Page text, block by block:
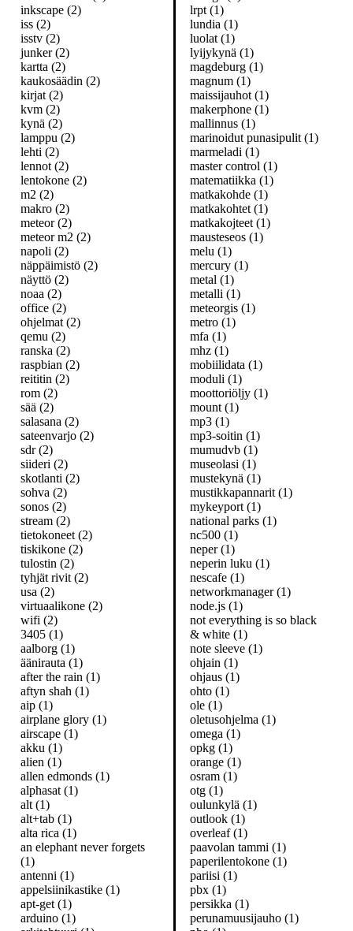
inkscape (2)
iss (2)
isstv (2)
junker (2)
kartta (2)
kaukosäädin (2)
kirjat (2)
kvm (2)
kynä (2)
lamppu (2)
lehti (2)
lennot (2)
lentokone (2)
m2 (2)
makro (2)
meteor (2)
meteor m2 (2)
napoli (2)
näppäimistö (2)
näyttö (2)
noaa (2)
office (2)
ohjelmat (2)
qemu (2)
ranska (2)
raspbian (2)
reititin (2)
rom (2)
sää (2)
salasana (2)
sateenvarjo (2)
sdr (2)
siideri (2)
skotlanti (2)
sohva (2)
sonos (2)
stream (2)
tietokoneet (2)
tiskikone (2)
tulostin (2)
tyhjät rivit (2)
usa (2)
virtuaalikone (2)
wifi (2)
3405 (1)
aalborg (1)
äänirauta (1)
after the rain (1)
aftyn shah (1)
aip (1)
airplane glory (1)
airscape (1)
akku (1)
alien (1)
allen edmonds (1)
alphasat (1)
alt (1)
alt+tab (1)
alta rica (1)
an elephant never forgets
(1)
antenni (1)
appelsiinikastike (1)
apt-get (1)
arduino (1)
lrpt (1)
lundia (1)
luolat (1)
lyijykynä (1)
magdeburg (1)
magnum (1)
maissijauhot (1)
makerphone (1)
mallinnus (1)
marinoidut punasipulit (1)
marmeladi (1)
master control (1)
matematiikka (1)
matkakohde (1)
matkakohtet (1)
matkakojteet (1)
mausteseos (1)
melu (1)
mercury (1)
metal (1)
metalli (1)
meteorgis (1)
metro (1)
mfa (1)
mhz (1)
mobiilidata (1)
moduli (1)
moottoriöljy (1)
mount (1)
mp3 (1)
mp3-soitin (1)
mumudvb (1)
museolasi (1)
mustekynä (1)
mustikkapannarit (1)
mykeyport (1)
national parks (1)
nc500 (1)
neper (1)
neperin luku (1)
nescafe (1)
networkmanager (1)
node.js (1)
not everything is so black
& white (1)
note sleeve (1)
ohjain (1)
ohjaus (1)
ohto (1)
ole (1)
oletusohjelma (1)
omega (1)
opkg (1)
orange (1)
osram (1)
otg (1)
oulunkylä (1)
outlook (1)
overleaf (1)
paavolan tammi (1)
paperilentokone (1)
pariisi (1)
pbx (1)
persikka (1)
perunamuusijauho (1)